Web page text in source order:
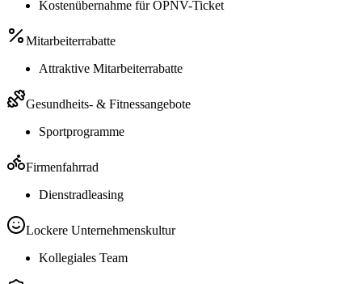
Kostenübernahme für ÖPNV-Ticket
Mitarbeiterrabatte
Attraktive Mitarbeiterrabatte
Gesundheits- & Fitnessangebote
Sportprogramme
Firmenfahrrad
Dienstradleasing
Lockere Unternehmenskultur
Kollegiales Team